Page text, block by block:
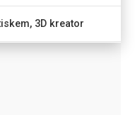
3D kreator